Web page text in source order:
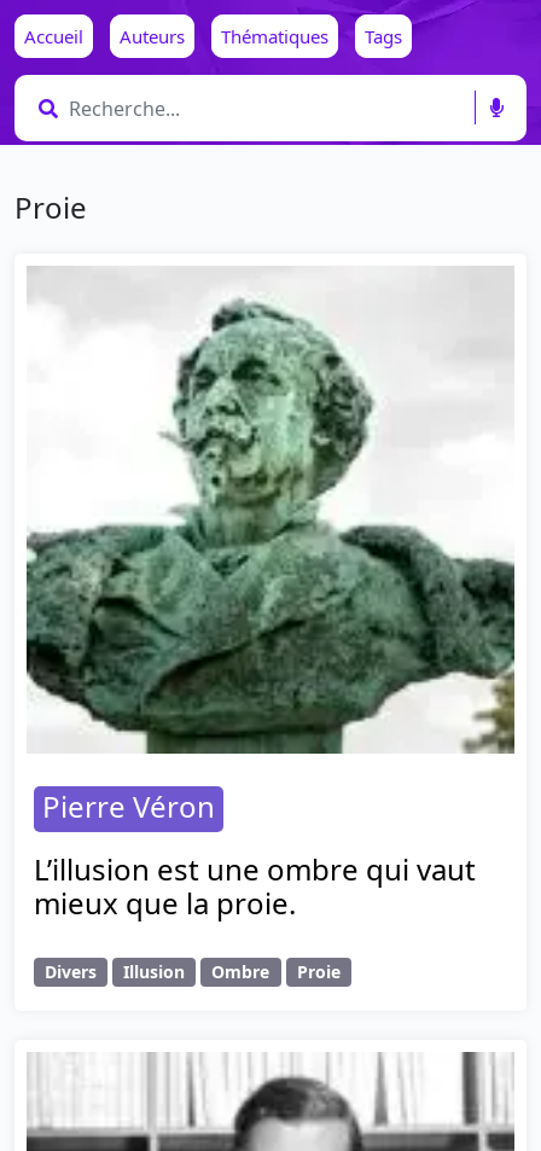
Accueil Auteurs Thématiques Tags
Proie
Pierre Véron
L’illusion est une ombre qui vaut
mieux que la proie.
Divers Illusion Ombre Proie